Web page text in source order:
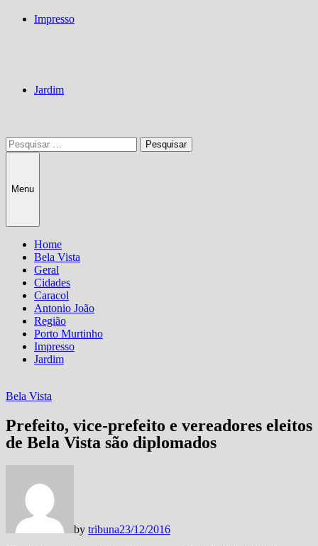
Impresso
Jardim
Pesquisar
por:
Menu
Home
Bela Vista
Geral
Cidades
Caracol
Antonio João
Região
Porto Murtinho
Impresso
Jardim
Bela Vista
Prefeito, vice-prefeito e vereadores eleitos
de Bela Vista são diplomados
by tribuna23/12/2016